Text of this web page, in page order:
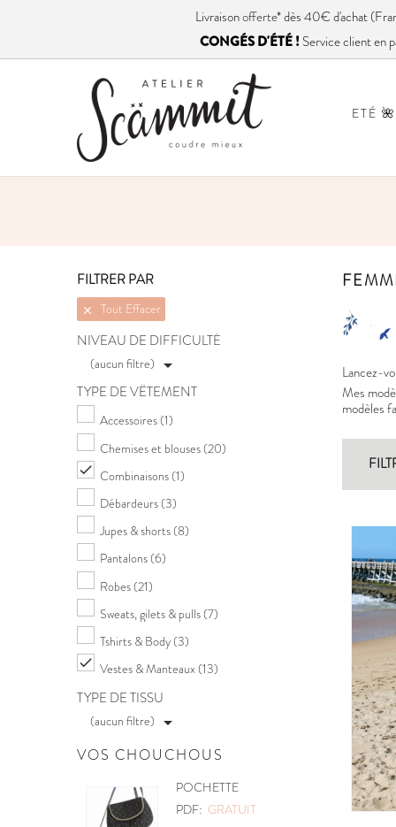
Livraisonofferte* dès 40€ d'achat
CONGÉS D'ÉTÉ ! Service client en
ETÉ 🌺
FILTRER PAR
 Tout Effacer
NIVEAU DE DIFFICULTÉ
(aucun filtre) 
TYPE DE VÊTEMENT
Accessoires (1)
Chemises et blouses (20)
 Combinaisons (1)
Débardeurs (3)
Jupes & shorts (8)
Pantalons (6)
Robes (21)
Sweats, gilets & pulls (7)
Tshirts & Body (3)
 Vestes & Manteaux (13)
TYPE DE TISSU
(aucun filtre) 
VOS CHOUCHOUS
POCHETTE
PDF: GRATUIT
Lancez-
Mes
modèles